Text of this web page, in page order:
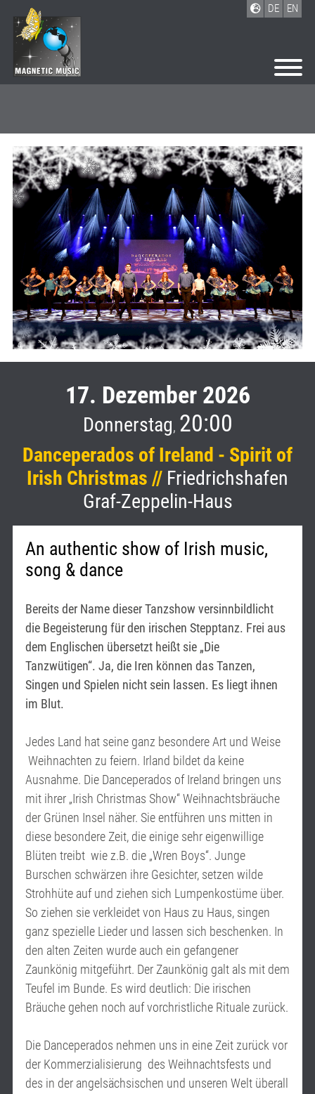
DE EN
17. Dezember 2026
Donnerstag, 20:00
Danceperados of Ireland - Spirit of
Irish Christmas // Friedrichshafen
Graf-Zeppelin-Haus
An authentic show of Irish music,
song & dance
Bereits der Name dieser Tanzshow versinnbildlicht
die Begeisterung für den irischen Stepptanz. Frei aus
dem Englischen übersetzt heißt sie „Die
Tanzwütigen“. Ja, die Iren können das Tanzen,
Singen und Spielen nicht sein lassen. Es liegt ihnen
im Blut.
Jedes Land hat seine ganz besondere Art und Weise
Weihnachten zu feiern. Irland bildet da keine
Ausnahme. Die Danceperados of Ireland bringen uns
mit ihrer „Irish Christmas Show“ Weihnachtsbräuche
der Grünen Insel näher. Sie entführen uns mitten in
diese besondere Zeit, die einige sehr eigenwillige
Blüten treibt wie z.B. die „Wren Boys“. Junge
Burschen schwärzen ihre Gesichter, setzen wilde
Strohhüte auf und ziehen sich Lumpenkostüme über.
So ziehen sie verkleidet von Haus zu Haus, singen
ganz spezielle Lieder und lassen sich beschenken. In
den alten Zeiten wurde auch ein gefangener
Zaunkönig mitgeführt. Der Zaunkönig galt als mit dem
Teufel im Bunde. Es wird deutlich: Die irischen
Bräuche gehen noch auf vorchristliche Rituale zurück.
Die Danceperados nehmen uns in eine Zeit zurück vor
der Kommerzialisierung des Weihnachtsfests und
des in der angelsächsischen und unseren Welt überall